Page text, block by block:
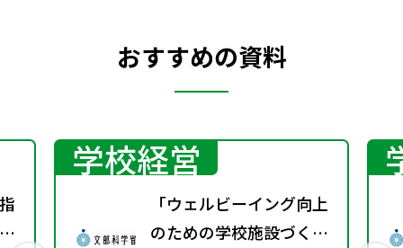
おすすめの資料
学校経営
「ウェルビーイング向上
のための学校施設づくり